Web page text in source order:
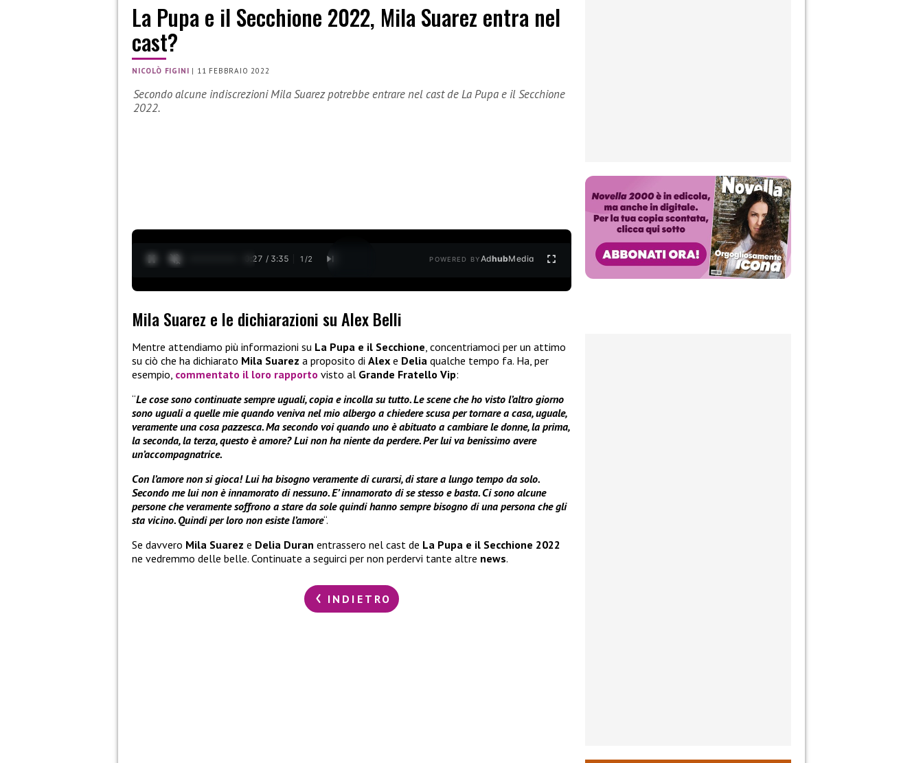
La Pupa e il Secchione 2022, Mila Suarez entra nel
cast?
NICOLÒ FIGINI | 11 FEBBRAIO 2022
Secondo alcune indiscrezioni Mila Suarez potrebbe entrare nel cast de La Pupa e il Secchione
2022.
0:28 / 3:35 1 /2 POWERED BYAdhubMedia
Mila Suarez e le dichiarazioni su Alex Belli
Mentre attendiamo più informazioni su La Pupa e il Secchione, concentriamoci per un attimo
su ciò che ha dichiarato Mila Suarez a proposito di Alex e Delia qualche tempo fa. Ha, per
esempio, commentato il loro rapporto visto al Grande Fratello Vip:
“Le cose sono continuate sempre uguali, copia e incolla su tutto. Le scene che ho visto l’altro giorno
sono uguali a quelle mie quando veniva nel mio albergo a chiedere scusa per tornare a casa, uguale,
veramente una cosa pazzesca. Ma secondo voi quando uno è abituato a cambiare le donne, la prima,
la seconda, la terza, questo è amore? Lui non ha niente da perdere. Per lui va benissimo avere
un’accompagnatrice.
Con l’amore non si gioca! Lui ha bisogno veramente di curarsi, di stare a lungo tempo da solo.
Secondo me lui non è innamorato di nessuno. E’ innamorato di se stesso e basta. Ci sono alcune
persone che veramente soffrono a stare da sole quindi hanno sempre bisogno di una persona che gli
sta vicino. Quindi per loro non esiste l’amore“.
Se davvero Mila Suarez e Delia Duran entrassero nel cast de La Pupa e il Secchione 2022
ne vedremmo delle belle. Continuate a seguirci per non perdervi tante altre news.
INDIETRO